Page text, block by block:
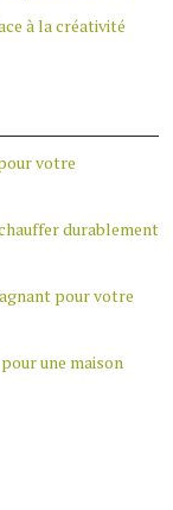
à la créativité
votre
durablement
pour votre
une maison